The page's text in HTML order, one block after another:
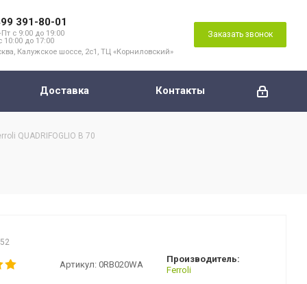
391-80-01
с 9:00 до 19:00
10:00 до 17:00
Калужское шоссе, 2с1, ТЦ «Корниловский»
Заказать звонок
Доставка Контакты
QUADRIFOGLIO B 70
Артикул: 0RB020WA
Производитель:
Ferroli